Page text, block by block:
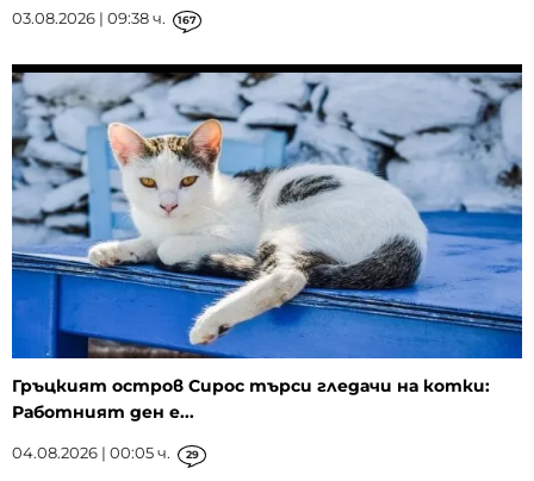
03.08.2026 | 09:38 ч. 167
Гръцкият остров Сирос търси гледачи на котки:
Работният ден е...
04.08.2026 | 00:05 ч. 29